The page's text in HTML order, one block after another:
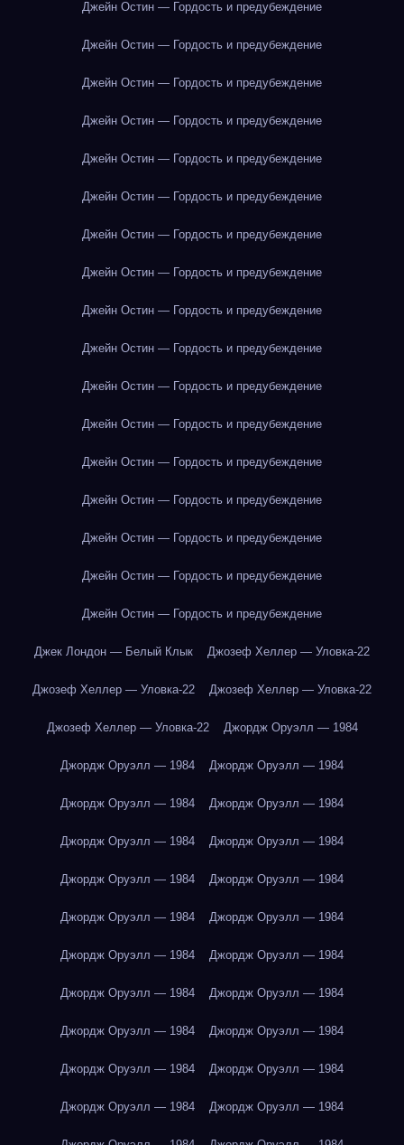
Джейн Остин — Гордость и предубеждение
Джейн Остин — Гордость и предубеждение
Джейн Остин — Гордость и предубеждение
Джейн Остин — Гордость и предубеждение
Джейн Остин — Гордость и предубеждение
Джейн Остин — Гордость и предубеждение
Джейн Остин — Гордость и предубеждение
Джейн Остин — Гордость и предубеждение
Джейн Остин — Гордость и предубеждение
Джейн Остин — Гордость и предубеждение
Джейн Остин — Гордость и предубеждение
Джейн Остин — Гордость и предубеждение
Джейн Остин — Гордость и предубеждение
Джейн Остин — Гордость и предубеждение
Джейн Остин — Гордость и предубеждение
Джейн Остин — Гордость и предубеждение
Джейн Остин — Гордость и предубеждение
Джек Лондон — Белый Клык Джозеф Хеллер — Уловка-22
Джозеф Хеллер — Уловка-22 Джозеф Хеллер — Уловка-22
Джозеф Хеллер — Уловка-22 Джордж Оруэлл — 1984
Джордж Оруэлл — 1984 Джордж Оруэлл — 1984
Джордж Оруэлл — 1984 Джордж Оруэлл — 1984
Джордж Оруэлл — 1984 Джордж Оруэлл — 1984
Джордж Оруэлл — 1984 Джордж Оруэлл — 1984
Джордж Оруэлл — 1984 Джордж Оруэлл — 1984
Джордж Оруэлл — 1984 Джордж Оруэлл — 1984
Джордж Оруэлл — 1984 Джордж Оруэлл — 1984
Джордж Оруэлл — 1984 Джордж Оруэлл — 1984
Джордж Оруэлл — 1984 Джордж Оруэлл — 1984
Джордж Оруэлл — 1984 Джордж Оруэлл — 1984